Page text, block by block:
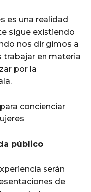
es una realidad
sigue existiendo
nos dirigimos a
trabajar en materia
por la
concienciar
público
serán
de